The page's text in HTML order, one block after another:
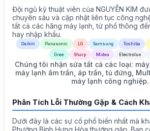
Đội ngũ kỹ thuật viên của NGUYỄN KIM
chuyên sâu và cập nhật liên tục công
tất cả các hãng máy lạnh, từ phổ thông
hay nhập khẩu.
Daikin Panasonic LG Samsung Toshiba
Gree Sharp Midea Electrolux
Chúng tôi nhận sửa tất cả các loại:
máy lạnh âm trần, áp trần, tủ đứng,
máy lạnh công nghiệp.
Phân Tích Lỗi Thường Gặp & Cách
Dưới đây là các sự cố phổ biến nhất mà